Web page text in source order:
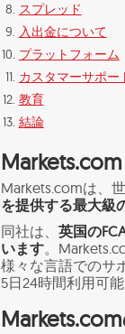
スプレッド
入出金について
プラットフォーム
カスタマーサポー
教育
結論
Markets.comは、
を提供する最大級
同社は、 英国の
います。
様々な言語でのサ
5日24時間利用可